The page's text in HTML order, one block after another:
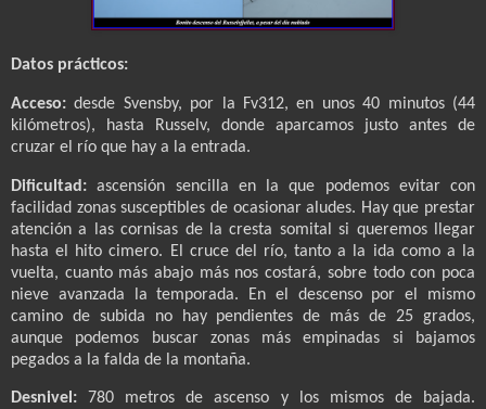
Datos prácticos:
Acceso:desde Svensby, por la Fv312, en unos 40 minutos (44
kilómetros), hasta Russelv, donde aparcamos justo antes de
cruzar el río que hay a la entrada.
Dificultad:ascensión sencilla en la que podemos evitar con
facilidad zonas susceptibles de ocasionar aludes. Hay que prestar
atención a las cornisas de la cresta somital si queremos llegar
hasta el hito cimero. El cruce del río, tanto a la ida como a la
vuelta, cuanto más abajo más nos costará, sobre todo con poca
nieve avanzada la temporada. En el descenso por el mismo
camino de subida no hay pendientes de más de 25 grados,
aunque podemos buscar zonas más empinadas si bajamos
pegados a la falda de la montaña.
Desnivel: 780 metros de ascenso y los mismos de bajada.